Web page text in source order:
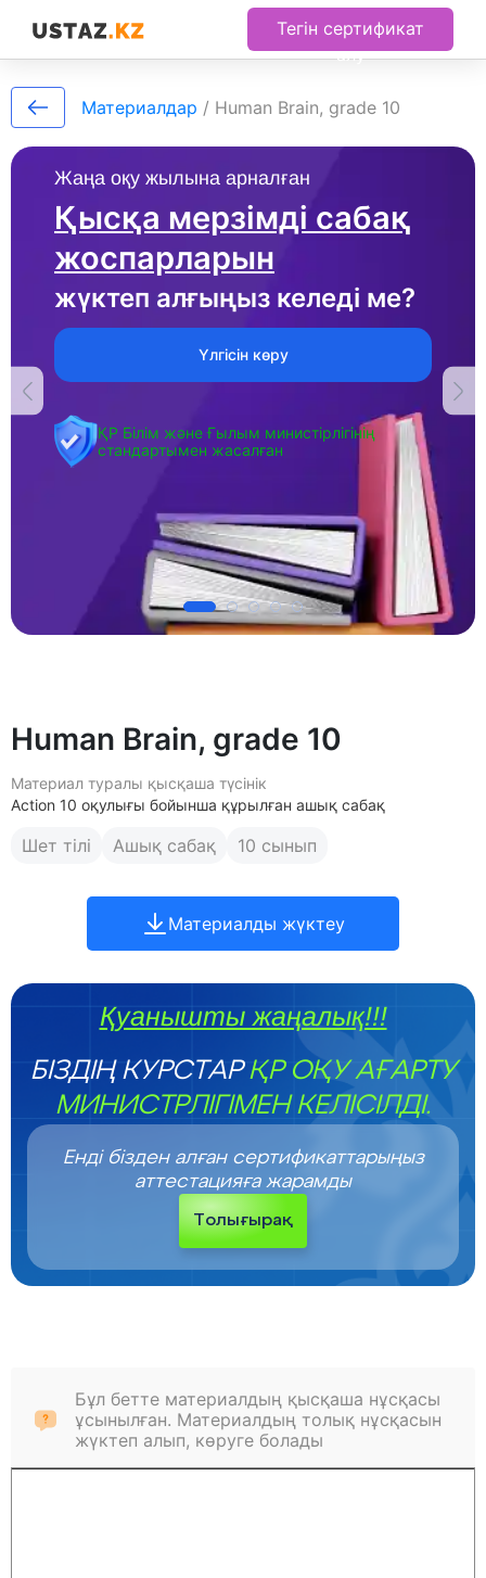
Тегін сертификат
алу
Жаңа оқу жылына арналған
Қысқа мерзімді сабақ
жоспарларын
жүктеп алғыңыз келеді ме?
Үлгісін көру
ҚР Білім және Ғылым министірлігінің
стандартымен жасалған
Материалдар / Human Brain, grade 10
Human Brain, grade 10
Материал туралы қысқаша түсінік
Action 10 оқулығы бойынша құрылған ашық сабақ
Шет тілі Ашық сабақ 10 сынып
Материалды жүктеу
Қуанышты жаңалық!!!
БІЗДІҢ КУРСТАРҚР ОҚУ АҒАРТУ
МИНИСТРЛІГІМЕН КЕЛІСІЛДІ.
Енді бізден алған сертификаттарыңыз
аттестацияға жарамды
Толығырақ
Бұл бетте материалдың қысқаша нұсқасы
ұсынылған. Материалдың толық нұсқасын
жүктеп алып, көруге болады